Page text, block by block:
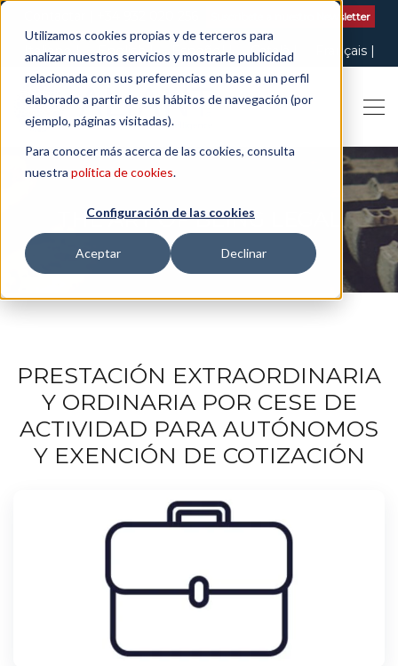
Utilizamos cookies propias y de terceros para
analizar nuestros servicios y mostrarle publicidad
relacionada con sus preferencias en base a un perfil
elaborado a partir de sus hábitos de navegación (por
ejemplo, páginas visitadas).
Para conocer más acerca de las cookies, consulta
nuestra política de cookies.
Configuración de las cookies
Aceptar Declinar
Suscribete a nuestro Newsletter
Español
English Français
Català
Italiano
THE ART OF BEING LEGAL
PRESTACIÓN EXTRAORDINARIA
Y ORDINARIA POR CESE DE
ACTIVIDAD PARA AUTÓNOMOS
Y EXENCIÓN DE COTIZACIÓN